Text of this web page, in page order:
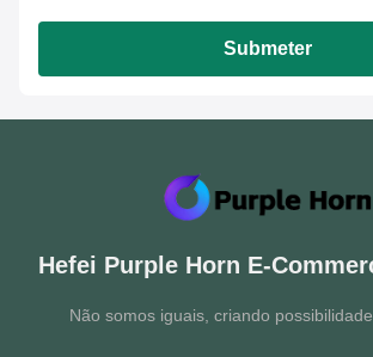
Submeter
Hefei Purple Horn E-
Não somos iguais, criando